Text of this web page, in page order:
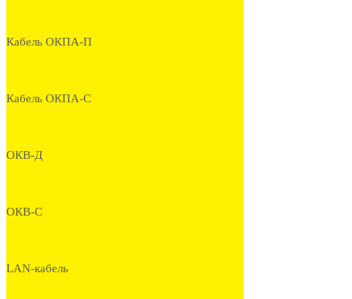
Кабель ОКПА-П
Кабель ОКПА-С
ОКВ-Д
ОКВ-С
LAN-кабель